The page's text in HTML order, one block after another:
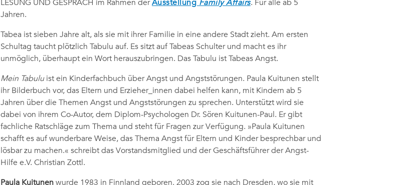
LESUNG UND GESPRÄCH im Rahmen derAusstellung Family Affairs. Für alle ab 5
Jahren.
Tabea ist sieben Jahre alt, als sie mit ihrer Familie in eine andere Stadt zieht. Am ersten
Schultag taucht plötzlich Tabulu auf. Es sitzt auf Tabeas Schulter und macht es ihr
unmöglich, überhaupt ein Wort herauszubringen. Das Tabulu ist Tabeas Angst.
Mein Tabuluist ein Kinderfachbuch über Angst und Angststörungen. Paula Kuitunen stellt
ihr Bilderbuch vor, das Eltern und Erzieher_innen dabei helfen kann, mit Kindern ab 5
Jahren über die Themen Angst und Angststörungen zu sprechen. Unterstützt wird sie
dabei von ihrem Co-Autor, dem Diplom-Psychologen Dr. Sören Kuitunen-Paul. Er gibt
fachliche Ratschläge zum Thema und steht für Fragen zur Verfügung. »Paula Kuitunen
schafft es auf wunderbare Weise, das Thema Angst für Eltern und Kinder besprechbar und
lösbar zu machen.« schreibt das Vorstandsmitglied und der Geschäftsführer der Angst-
Hilfe e.V. Christian Zottl.
Paula Kuitunenwurde 1983 in Finnland geboren. 2003 zog sie nach Dresden, wo sie mit